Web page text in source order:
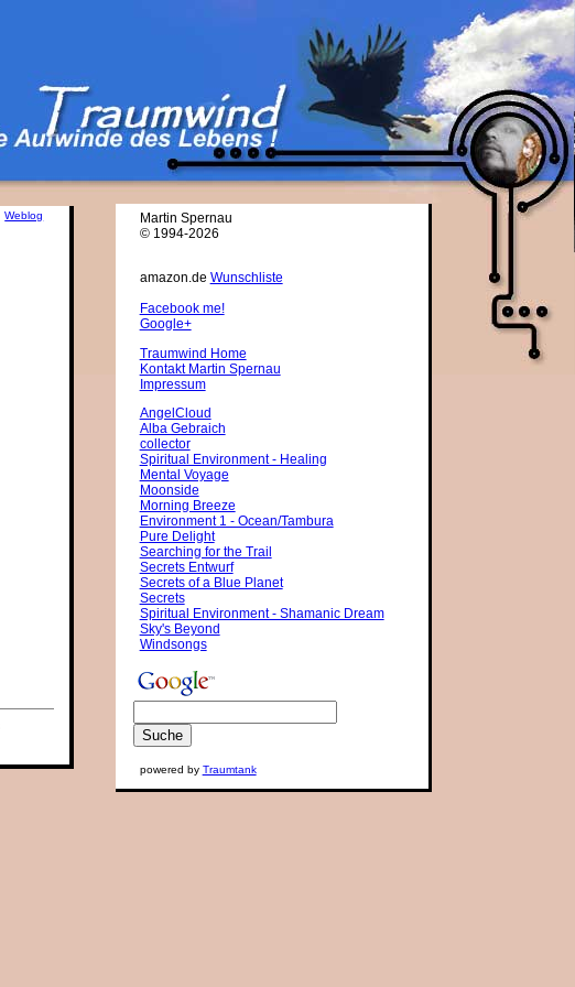
Weblog
Martin Spernau
© 1994-2026
amazon.de Wunschliste
Facebook me!
Google+
Traumwind Home
Kontakt Martin Spernau
Impressum
AngelCloud
Alba Gebraich
collector
Spiritual Environment - Healing
Mental Voyage
Moonside
Morning Breeze
Environment 1 - Ocean/Tambura
Pure Delight
Searching for the Trail
Secrets Entwurf
Secrets of a Blue Planet
Secrets
Spiritual Environment - Shamanic Dream
Sky's Beyond
Windsongs
powered by Traumtank